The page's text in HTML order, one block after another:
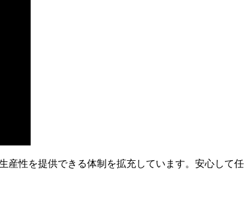
性を提供できる体制を拡充しています。安心して